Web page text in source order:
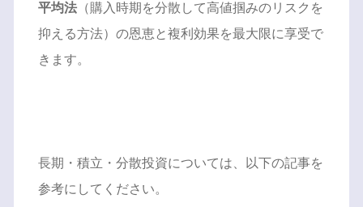
平均法（購入時期を分散して高値掴みのリスクを
抑える方法）の恩恵と複利効果を最大限に享受で
きます。
長期・積立・分散投資については、以下の記事を
参考にしてください。